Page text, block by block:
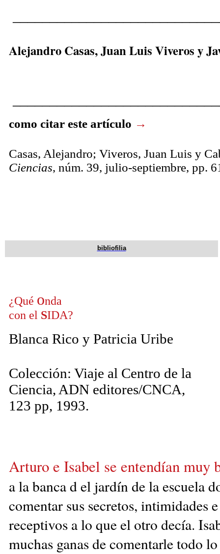
Alejandro Casas, Juan Luis Viveros y
como citar este artículo →
Casas, Alejandro; Viveros, Juan Luis y
Ciencias, núm. 39, julio-septiembre, pp.
bibliofilia
¿Qué onda
con el SIDA?
Blanca Rico y Patricia Uribe
Colección: Viaje al Centro de la
Ciencia, ADN editores/CNCA,
123 pp, 1993.
Arturo e Isabel se entendían muy
a la bancadel jardín dela escuela
comentar sus secretos, intimidades
receptivos a lo que el otro decía.
muchas ganas de comentarle todo